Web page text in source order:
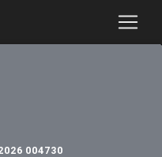
004730